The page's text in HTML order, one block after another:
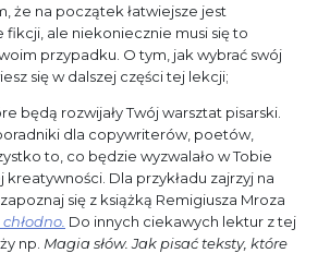
że na początek łatwiejsze jest
fikcji, ale niekoniecznie musi się to
przypadku. O tym, jak wybrać swój
się w dalszej części tej lekcji;
będą rozwijały Twój warsztat pisarski.
dla copywriterów, poetów,
to, co będzie wyzwalało w Tobie
kreatywności. Dla przykładu zajrzyj na
się z książką Remigiusza Mroza
Do innych ciekawych lektur z tej
np. Magia słów. Jak pisać teksty, które